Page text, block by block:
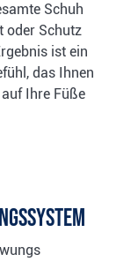
Schuh
oder Schutz
ist ein
das Ihnen
Ihre Füße